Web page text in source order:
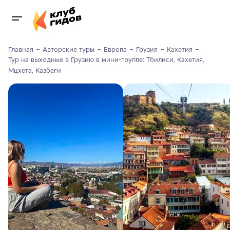
Главная Авторские туры Европа Грузия
Кахетия
Тур на выходные в Грузию в мини-группе: Тбилиси, Кахетия,
Мцхета, Казбеги